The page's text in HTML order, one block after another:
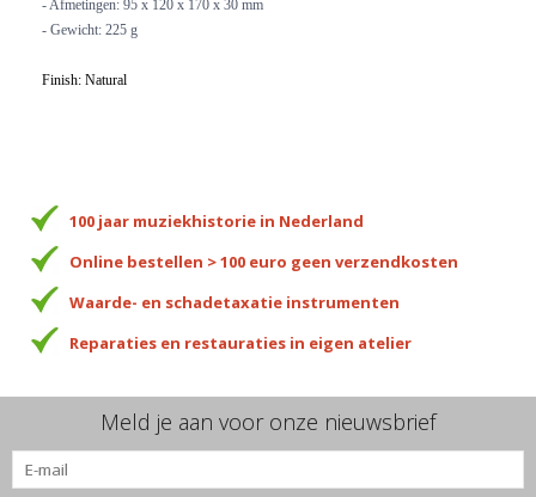
- Afmetingen: 95 x 120 x 170 x 30 mm
- Gewicht: 225 g
Finish: Natural
100 jaar muziekhistorie in Nederland
Online bestellen > 100 euro geen verzendkosten
Waarde- en schadetaxatie instrumenten
Reparaties en restauraties in eigen atelier
Meld je aan voor onze nieuwsbrief